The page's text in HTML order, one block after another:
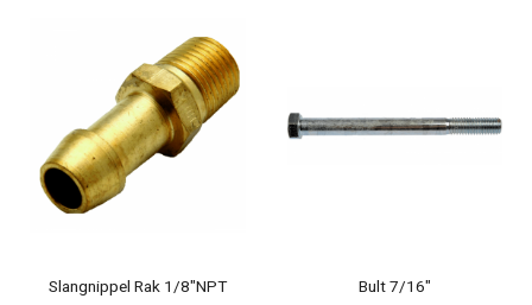
Slangnippel Rak 1/8"NPT Bult 7/16"